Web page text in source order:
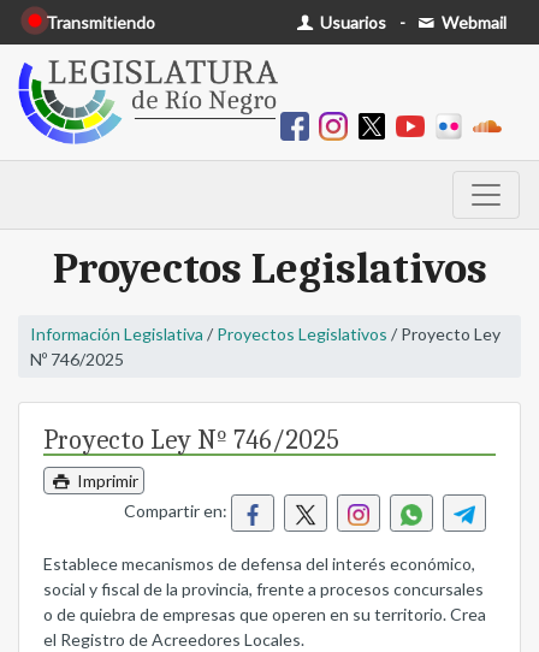
Transmitiendo Usuarios - Webmail
Proyectos Legislativos
Información Legislativa / Proyectos Legislativos / Proyecto Ley
Nº 746/2025
Proyecto Ley Nº 746/2025
Imprimir
Compartir en:
Establece mecanismos de defensa del interés económico,
social y fiscal de la provincia, frente a procesos concursales
o de quiebra de empresas que operen en su territorio. Crea
el Registro de Acreedores Locales.